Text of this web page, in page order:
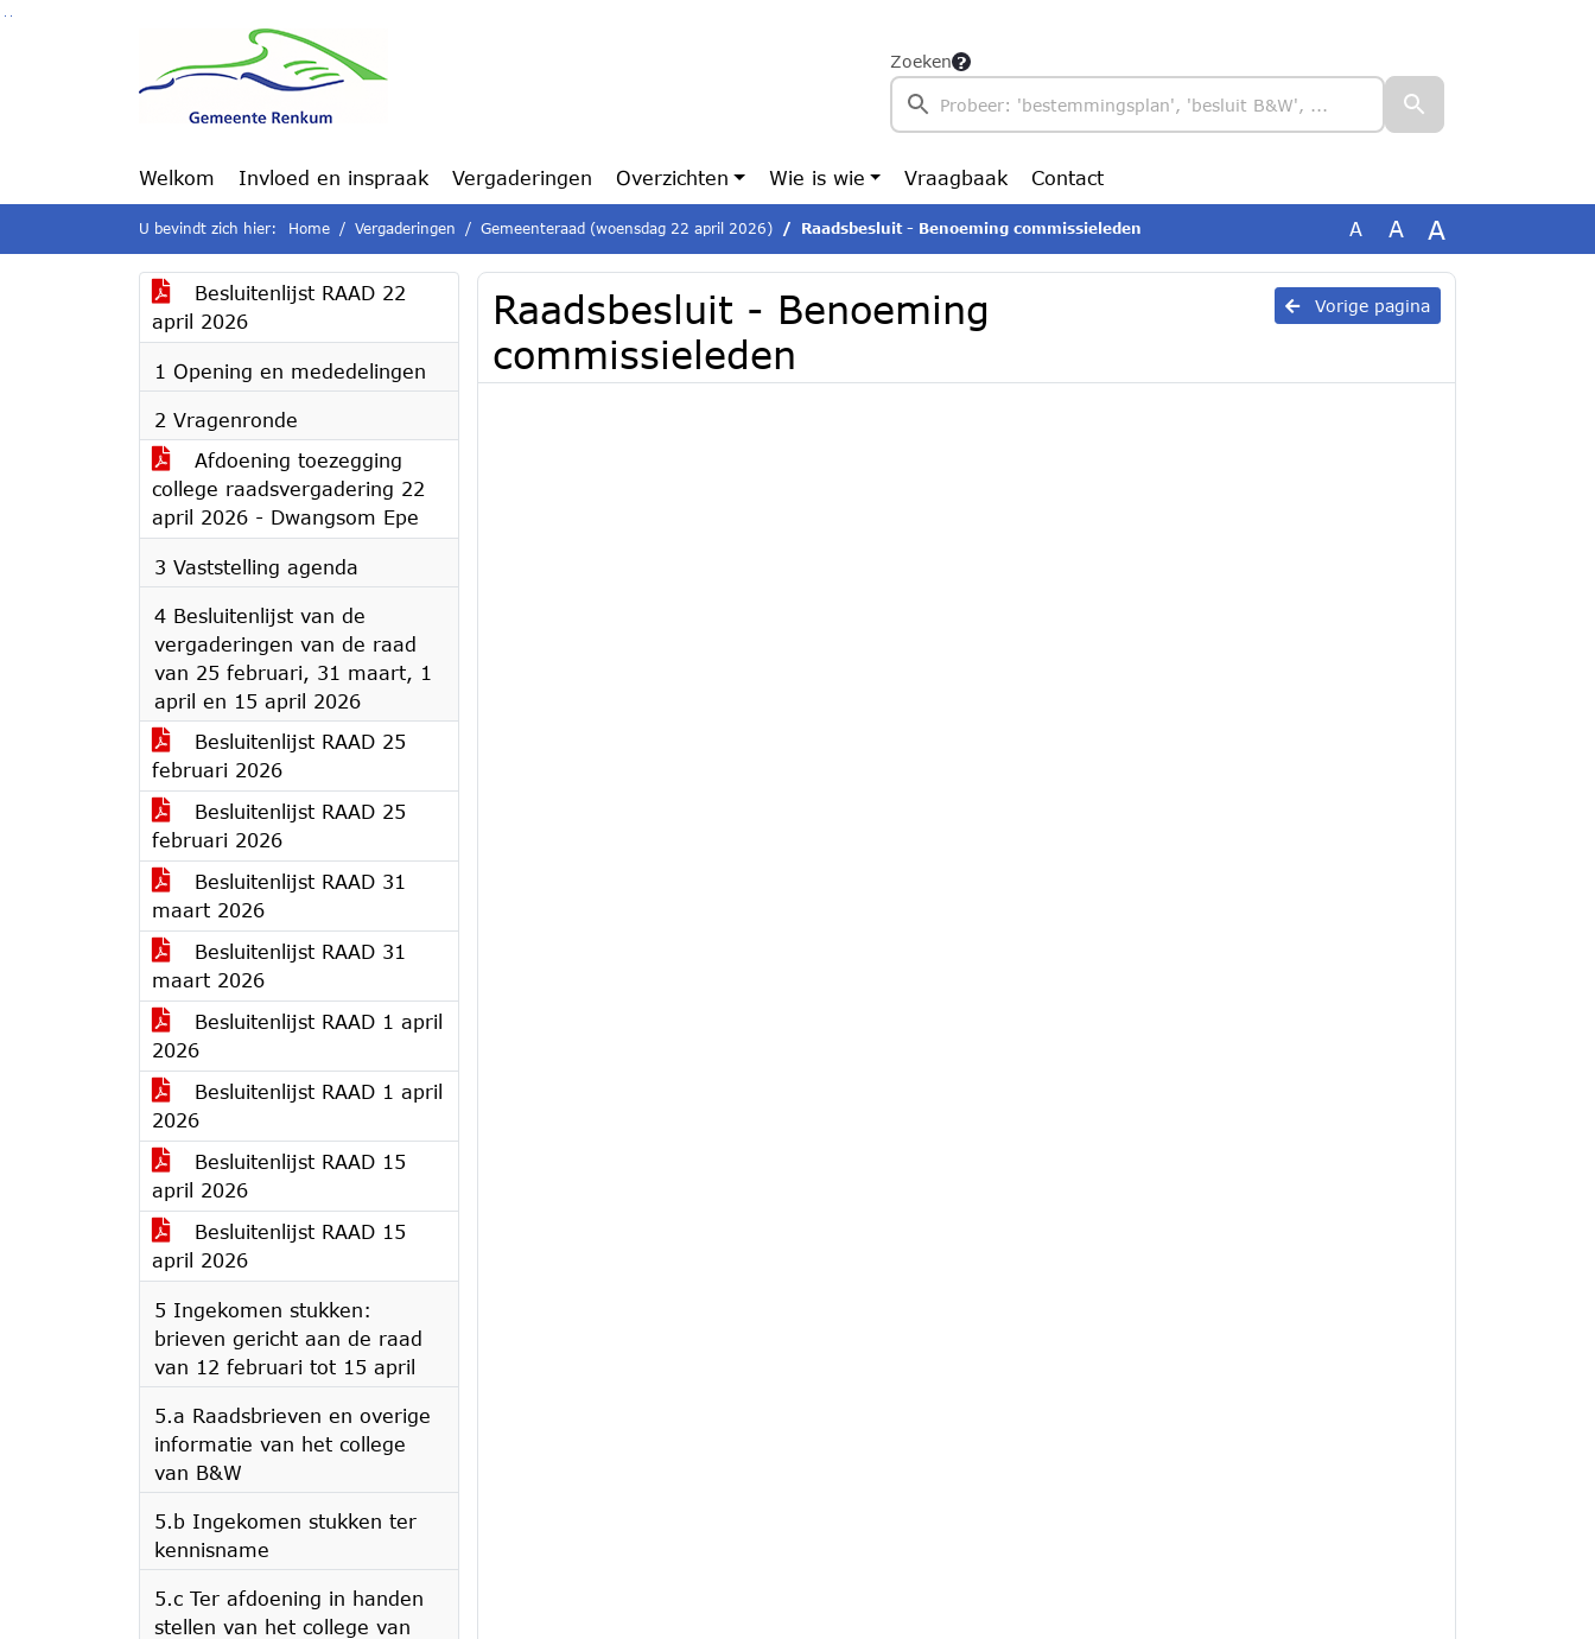
Ga naar de inhoud van deze pagina
Zoeken
Welkom Invloed en inspraak Vergaderingen Overzichten Wie is wie Vraagbaak Contact
U bevindt zich hier: Home Vergaderingen Gemeenteraad (woensdag 22 april 2026) Raadsbesluit - Benoeming commissieleden A A A
Besluitenlijst RAAD 22
april 2026
1 Opening en mededelingen
2 Vragenronde
Afdoening toezegging
college raadsvergadering 22
april 2026 - Dwangsom Epe
3 Vaststelling agenda
4 Besluitenlijst van de
vergaderingen van de raad
van 25 februari, 31 maart, 1
april en 15 april 2026
Besluitenlijst RAAD 25
februari 2026
Besluitenlijst RAAD 25
februari 2026
Besluitenlijst RAAD 31
maart 2026
Besluitenlijst RAAD 31
maart 2026
Besluitenlijst RAAD 1 april
2026
Besluitenlijst RAAD 1 april
2026
Besluitenlijst RAAD 15
april 2026
Besluitenlijst RAAD 15
april 2026
5 Ingekomen stukken:
brieven gericht aan de raad
van 12 februari tot 15 april
5.a Raadsbrieven en overige
informatie van het college
van B&W
5.b Ingekomen stukken ter
kennisname
5.c Ter afdoening in handen
stellen van het college van
Vorige pagina
Raadsbesluit - Benoeming
commissieleden